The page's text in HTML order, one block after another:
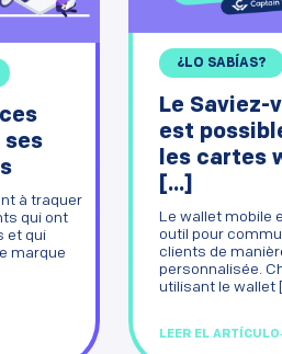
ses
à traquer
qui ont
et qui
marque
¿LO SABÍAS?
Le Saviez-
est
les cartes
[...]
Le wallet mobile
outil pour
clients de
personnalisée.
utilisant le wallet
LEER EL ARTÍCULO